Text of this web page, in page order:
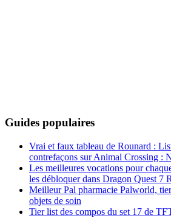
Guides populaires
Vrai et faux tableau de Rounard :
contrefaçons sur Animal Crossing :
Les meilleures vocations pour
les débloquer dans Dragon Quest 7
Meilleur Pal pharmacie Palworld,
objets de soin
Tier list des compos du set 17 de